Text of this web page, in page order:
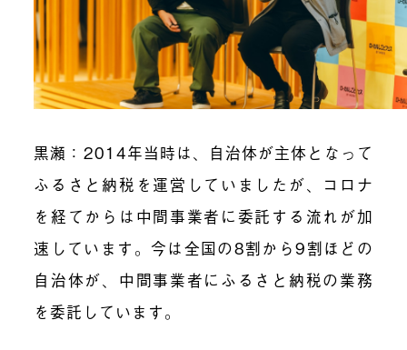
黒瀬 ：2014年当時は、自治体が主体となって
ふるさと納税を運営していましたが、コロナ
を経てからは中間事業者に委託する流れが加
速しています。今は全国の8割から9割ほどの
自治体が、中間事業者にふるさと納税の業務
を委託しています。